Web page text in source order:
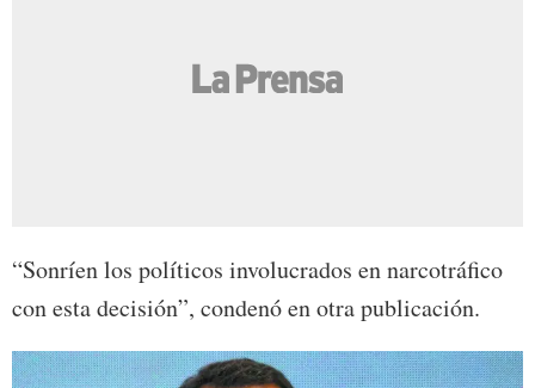
“Sonríen los políticos involucrados en narcotráfico
con esta decisión”, condenó en otra publicación.